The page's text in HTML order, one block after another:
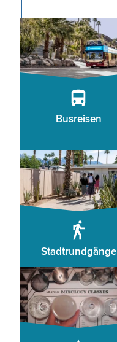
Busreisen
Stadtrundgänge